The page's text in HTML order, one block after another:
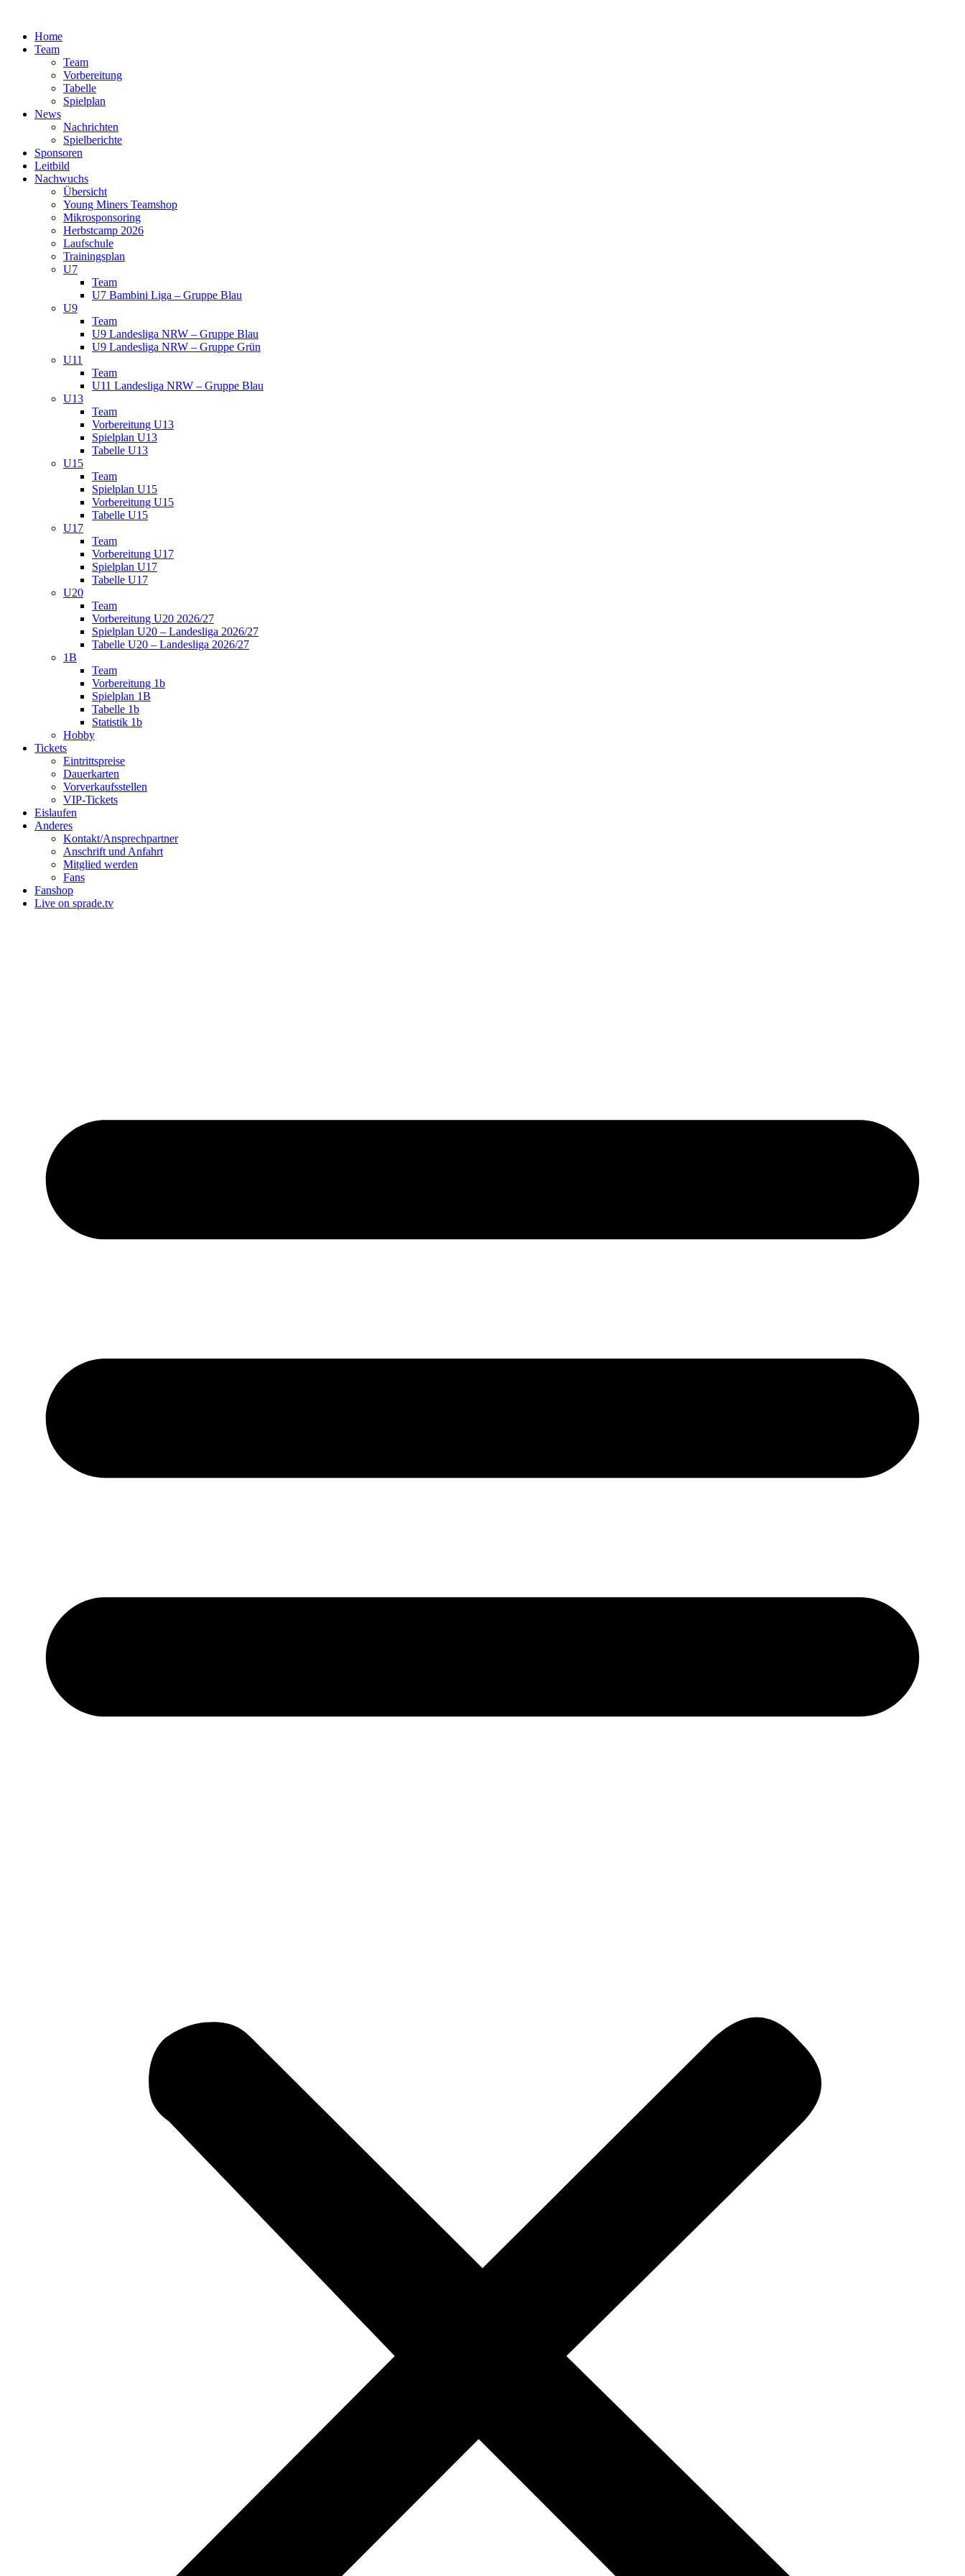
springenHome
Team
Team
Vorbereitung
Tabelle
Spielplan
News
Nachrichten
Spielberichte
Sponsoren
Leitbild
Nachwuchs
Übersicht
Young Miners Teamshop
Mikrosponsoring
Herbstcamp 2026
Laufschule
Trainingsplan
U7
Team
U7 Bambini Liga – Gruppe Blau
U9
Team
U9 Landesliga NRW – Gruppe Blau
U9 Landesliga NRW – Gruppe Grün
U11
Team
U11 Landesliga NRW – Gruppe Blau
U13
Team
Vorbereitung U13
Spielplan U13
Tabelle U13
U15
Team
Spielplan U15
Vorbereitung U15
Tabelle U15
U17
Team
Vorbereitung U17
Spielplan U17
Tabelle U17
U20
Team
Vorbereitung U20 2026/27
Spielplan U20 – Landesliga 2026/27
Tabelle U20 – Landesliga 2026/27
1B
Team
Vorbereitung 1b
Spielplan 1B
Tabelle 1b
Statistik 1b
Hobby
Tickets
Eintrittspreise
Dauerkarten
Vorverkaufsstellen
VIP-Tickets
Eislaufen
Anderes
Kontakt/Ansprechpartner
Anschrift und Anfahrt
Mitglied werden
Fans
Fanshop
Live on sprade.tv